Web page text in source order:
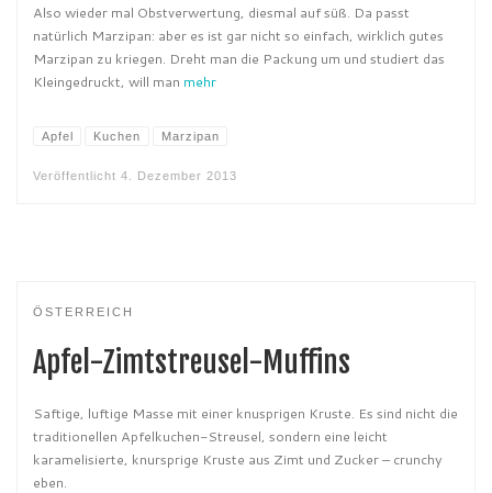
Also wieder mal Obstverwertung, diesmal auf süß. Da passt
natürlich Marzipan: aber es ist gar nicht so einfach, wirklich gutes
Marzipan zu kriegen. Dreht man die Packung um und studiert das
Kleingedruckt, will man mehr
Apfel Kuchen Marzipan
Veröffentlicht 4. Dezember 2013
ÖSTERREICH
Apfel-Zimtstreusel-Muffins
Saftige, luftige Masse mit einer knusprigen Kruste. Es sind nicht die
traditionellen Apfelkuchen-Streusel, sondern eine leicht
karamelisierte, knursprige Kruste aus Zimt und Zucker – crunchy
eben.